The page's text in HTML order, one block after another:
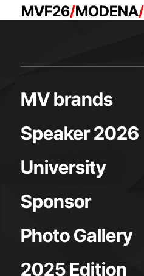
MVF26 MODENA
MV brands
Speaker 2026
University
Sponsor
Photo Gallery
2025 Edition